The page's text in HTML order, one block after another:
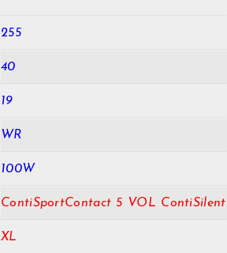
255
40
19
WR
100W
ContiSportContact 5 VOL ContiSilent
XL